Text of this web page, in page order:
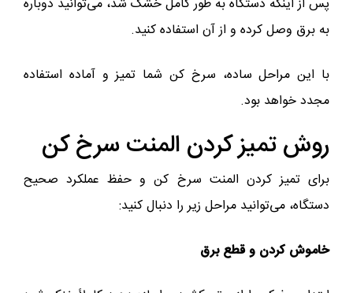
به برق وصل کرده و از آن استفاده کنید.
با این مراحل ساده، سرخ کن شما تمیز و آماده استفاده
مجدد خواهد بود.
روش تمیز کردن المنت سرخ کن
برای تمیز کردن المنت سرخ کن و حفظ عملکرد صحیح
دستگاه، می‌توانید مراحل زیر را دنبال کنید:
خاموش کردن و قطع برق